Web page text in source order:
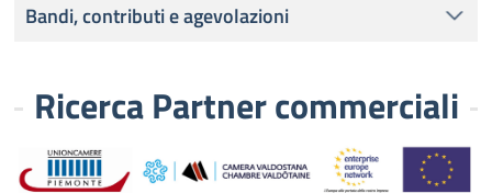
Ricerca Partner commerciali
Bandi, contributi e agevolazioni